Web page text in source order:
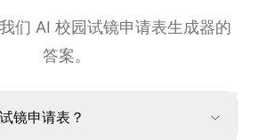
们 AI 校园试镜申请表生成器的
答案。
镜申请表？